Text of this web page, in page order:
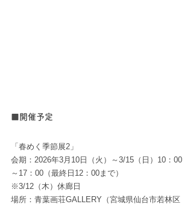
■開催予定
「春めく季節展2」
会期：2026年3月10日（火）～3/15（日）10：00
～17：00（最終日12：00まで）
※3/12（木）休廊日
場所： 青葉画荘GALLERY（宮城県仙台市若林区